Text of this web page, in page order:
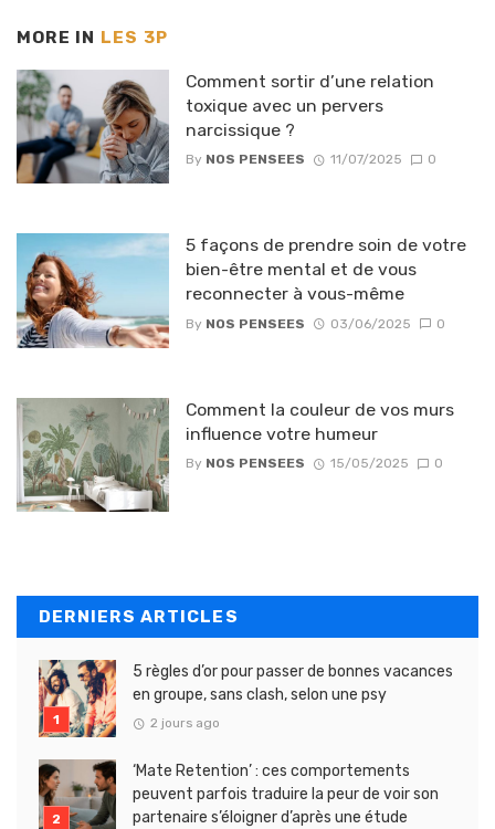
MORE IN LES 3P
Comment sortir d’une relation
toxique avec un pervers
narcissique ?
By NOS PENSEES 11/07/2025 0
5 façons de prendre soin de votre
bien-être mental et de vous
reconnecter à vous-même
By NOS PENSEES 03/06/2025 0
Comment la couleur de vos murs
influence votre humeur
By NOS PENSEES 15/05/2025 0
DERNIERS ARTICLES
5 règles d’or pour passer de bonnes vacances
en groupe, sans clash, selon une psy
2 jours ago
‘Mate Retention’ : ces comportements
peuvent parfois traduire la peur de voir son
partenaire s’éloigner d’après une étude